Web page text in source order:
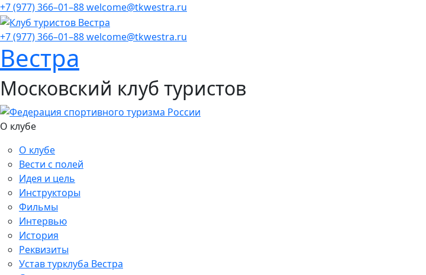
+7 (977) 366–01–88welcome@tkwestra.ru
+7 (977) 366–01–88welcome@tkwestra.ru
Вестра
Московский клуб туристов
О клубе
О клубе
Вести с полей
Идея и цель
Инструкторы
Фильмы
Интервью
История
Реквизиты
Устав турклуба Вестра